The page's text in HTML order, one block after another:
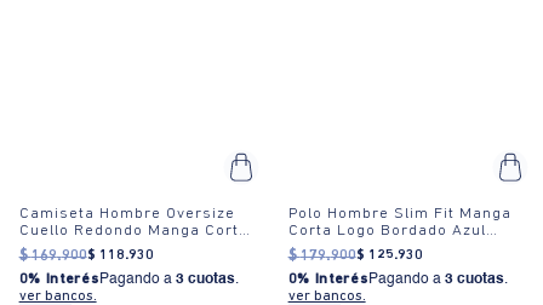
Camiseta Hombre Oversize
Cuello Redondo Manga Corta
Estampada Blanca
$ 169.900$ 118.930
0% Interés Pagando a 3 cuotas.
ver bancos.
Polo Hombre Slim Fit Manga
Corta Logo Bordado Azul
Claro
$ 179.900$ 125.930
0% Interés Pagando a 3 cuotas.
ver bancos.